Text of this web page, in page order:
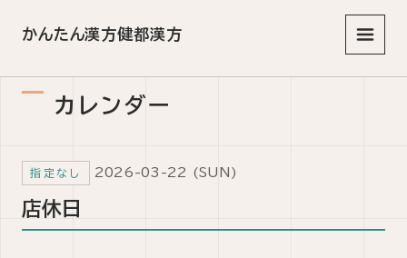
かんたん漢方健都漢方
メニュ
カレンダー
指定なし 2026-03-22 (SUN)
店休日